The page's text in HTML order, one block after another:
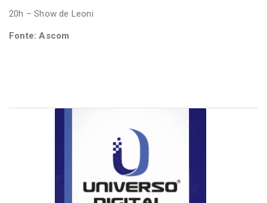
20h – Show de Leoni
Fonte: Ascom